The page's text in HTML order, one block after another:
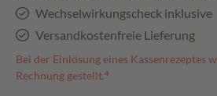
Wechselwirkungscheck inklusive
Versandkostenfreie Lieferung
Bei der Einlösung eines Kassenrezeptes
Rechnung gestellt.⁴